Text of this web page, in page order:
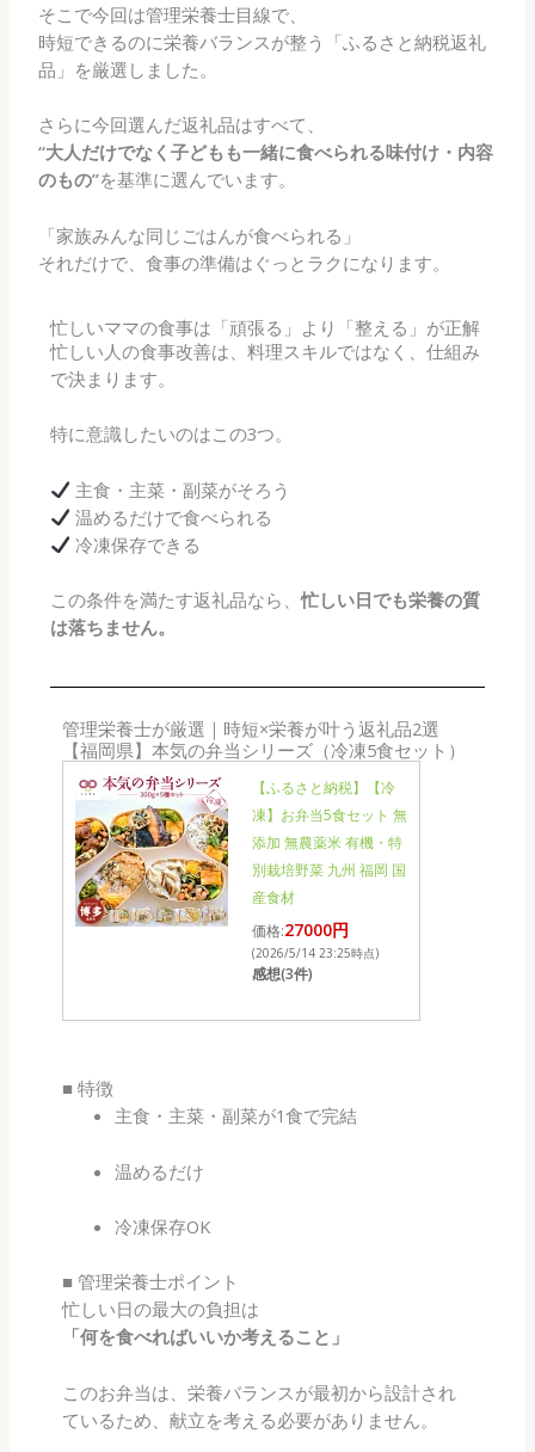
そこで今回は管理栄養士目線で、
時短できるのに栄養バランスが整う「ふるさと納税返礼
品」を厳選しました。
さらに今回選んだ返礼品はすべて、
“大人だけでなく子どもも一緒に食べられる味付け・内容
のもの”を基準に選んでいます。
「家族みんな同じごはんが食べられる」
それだけで、食事の準備はぐっとラクになります。
忙しいママの食事は「頑張る」より「整える」が正解
忙しい人の食事改善は、料理スキルではなく、仕組み
で決まります。
特に意識したいのはこの3つ。
主食・主菜・副菜がそろう
温めるだけで食べられる
冷凍保存できる
この条件を満たす返礼品なら、忙しい日でも栄養の質
は落ちません。
管理栄養士が厳選｜時短×栄養が叶う返礼品2選
【福岡県】本気の弁当シリーズ（冷凍5食セット）
【ふるさと納税】【冷
凍】お弁当5食セット 無
添加 無農薬米 有機・特
別栽培野菜 九州 福岡 国
産食材
価格:27000円
(2026/5/14 23:25時点)
感想(3件)
■ 特徴
主食・主菜・副菜が1食で完結
温めるだけ
冷凍保存OK
■ 管理栄養士ポイント
忙しい日の最大の負担は
「何を食べればいいか考えること」
このお弁当は、栄養バランスが最初から設計され
ているため、献立を考える必要がありません。